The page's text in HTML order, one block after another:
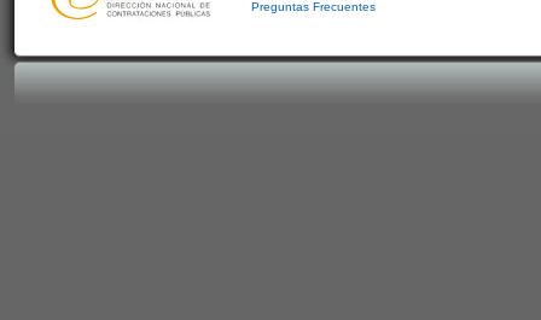
Preguntas Frecuentes